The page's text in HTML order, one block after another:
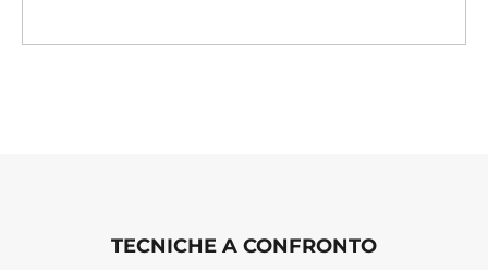
TECNICHE A CONFRONTO